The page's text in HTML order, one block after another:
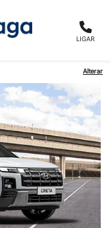
LIGAR
Alterar